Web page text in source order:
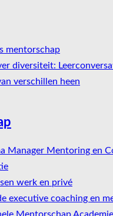
mentorschap
diversiteit:
verschillen heen
Manager Mentoring en
werk en privé
executive coaching en